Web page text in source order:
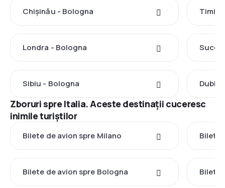
Chișinău - Bologna
Londra - Bologna
Sibiu - Bologna
Zboruri spre Italia. Aceste destinații cuceresc
inimile turiștilor
Bilete de avion spre Milano Bilete
Bilete de avion spre Bologna Bilete